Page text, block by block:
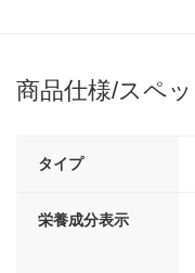
商品仕様/スペッ
タイプ
栄養成分表示